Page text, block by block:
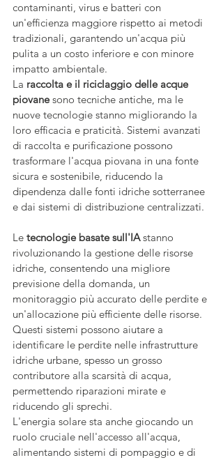
contaminanti, virus e batteri con
un'efficienza maggiore rispetto ai metodi
tradizionali, garantendo un'acqua più
pulita a un costo inferiore e con minore
impatto ambientale.
La raccolta e il riciclaggio delle acque
piovane sono tecniche antiche, ma le
nuove tecnologie stanno migliorando la
loro efficacia e praticità. Sistemi avanzati
di raccolta e purificazione possono
trasformare l'acqua piovana in una fonte
sicura e sostenibile, riducendo la
dipendenza dalle fonti idriche sotterranee
e dai sistemi di distribuzione centralizzati.
Le tecnologie basate sull'IA stanno
rivoluzionando la gestione delle risorse
idriche, consentendo una migliore
previsione della domanda, un
monitoraggio più accurato delle perdite e
un'allocazione più efficiente delle risorse.
Questi sistemi possono aiutare a
identificare le perdite nelle infrastrutture
idriche urbane, spesso un grosso
contributore alla scarsità di acqua,
permettendo riparazioni mirate e
riducendo gli sprechi.
L'energia solare sta anche giocando un
ruolo cruciale nell'accesso all'acqua,
alimentando sistemi di pompaggio e di